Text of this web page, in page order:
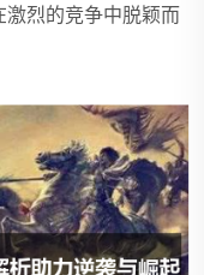
烈的竞争中脱颖而